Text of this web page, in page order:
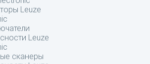
Leuze
Leuze
сканеры